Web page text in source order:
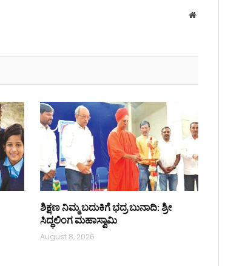
Website
ಶಿಕ್ಷಣ ನಿಮ್ಮ ಬದುಕಿಗೆ ಭದ್ರ ಬುನಾದಿ: ಶ್ರೀ
ಸಿದ್ಧಲಿಂಗ ಮಹಾಸ್ವಾಮಿ
August 8, 2026